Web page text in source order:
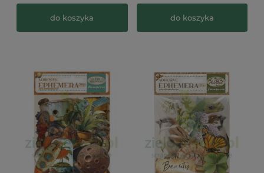
do koszyka do koszyka